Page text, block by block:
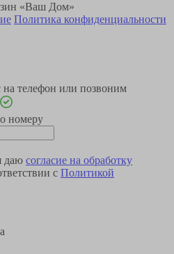
«Ваш Дом»
Политика конфиденциальности
телефон или позвоним
номеру
даю согласие на обработку
с Политикой